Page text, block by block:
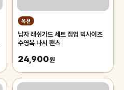
옥션
남자 래쉬가드 세트 집업 빅사이즈
수영복 나시 팬츠
24,900원